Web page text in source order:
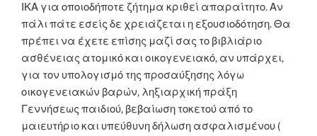
ΙΚΑ για οποιοδήποτε ζήτημα κριθεί απαραίτητο. Αν
πάλι πάτε εσείς δε χρειάζεται η εξουσιοδότηση. Θα
πρέπει να έχετε επίσης μαζί σας το βιβλιάριο
ασθένειας ατομικό και οικογενειακό, αν υπάρχει,
για τον υπολογισμό της προσαύξησης λόγω
οικογενειακών βαρών, ληξιαρχική πράξη
Γεννήσεως παιδιού, βεβαίωση τοκετού από το
μαιευτήριο και υπεύθυνη δήλωση ασφαλισμένου (